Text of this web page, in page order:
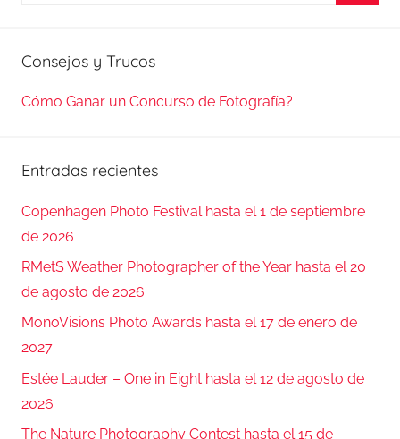
Consejos y Trucos
Cómo Ganar un Concurso de Fotografía?
Entradas recientes
Copenhagen Photo Festival hasta el 1 de septiembre
de 2026
RMetS Weather Photographer of the Year hasta el 20
de agosto de 2026
MonoVisions Photo Awards hasta el 17 de enero de
2027
Estée Lauder – One in Eight hasta el 12 de agosto de
2026
The Nature Photography Contest hasta el 15 de